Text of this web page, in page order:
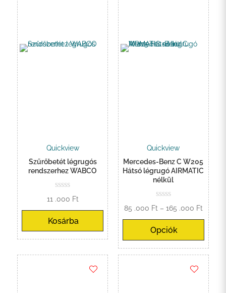
Quickview
Szűrőbetét légrugós
rendszerhez WABCO
11 .000 Ft
Kosárba
Quickview
Mercedes-Benz C W205
Hátsó légrugó AIRMATIC
nélkül
85 .000 Ft – 165 .000 Ft
85
.000 Ft
-
165
.000 Ft
Opciók